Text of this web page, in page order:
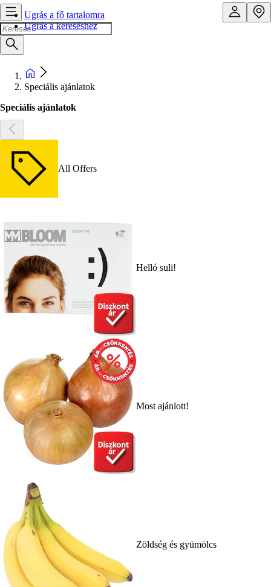
Ugrás a fő tartalomra
Ugrás a kereséshez
Speciális ajánlatok
Speciális ajánlatok
All Offers
Helló suli!
Most ajánlott!
Zöldség és gyümölcs